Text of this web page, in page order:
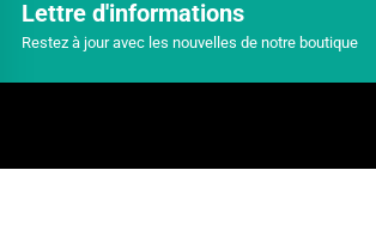
Lettre d'informations
Restez à jour avec les nouvelles de notre boutique